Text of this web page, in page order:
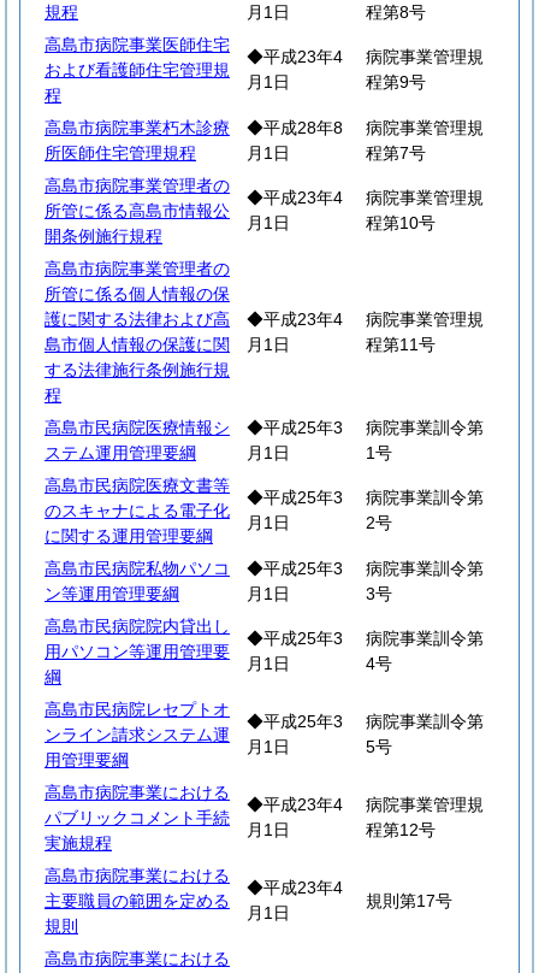
規程
月1日
程第8号
高島市病院事業医師住宅
および看護師住宅管理規
程
◆平成23年4
月1日
病院事業管理規
程第9号
高島市病院事業朽木診療
所医師住宅管理規程
◆平成28年8
月1日
病院事業管理規
程第7号
高島市病院事業管理者の
所管に係る高島市情報公
開条例施行規程
◆平成23年4
月1日
病院事業管理規
程第10号
高島市病院事業管理者の
所管に係る個人情報の保
護に関する法律および高
島市個人情報の保護に関
する法律施行条例施行規
程
◆平成23年4
月1日
病院事業管理規
程第11号
高島市民病院医療情報シ
ステム運用管理要綱
◆平成25年3
月1日
病院事業訓令第
1号
高島市民病院医療文書等
のスキャナによる電子化
に関する運用管理要綱
◆平成25年3
月1日
病院事業訓令第
2号
高島市民病院私物パソコ
ン等運用管理要綱
◆平成25年3
月1日
病院事業訓令第
3号
高島市民病院院内貸出し
用パソコン等運用管理要
綱
◆平成25年3
月1日
病院事業訓令第
4号
高島市民病院レセプトオ
ンライン請求システム運
用管理要綱
◆平成25年3
月1日
病院事業訓令第
5号
高島市病院事業における
パブリックコメント手続
実施規程
◆平成23年4
月1日
病院事業管理規
程第12号
高島市病院事業における
主要職員の範囲を定める
規則
◆平成23年4
月1日
規則第17号
高島市病院事業における